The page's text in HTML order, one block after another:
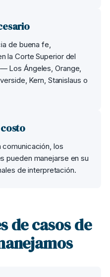
de buena fe,
la Corte Superior del
Los Ángeles, Orange,
Kern, Stanislaus o
comunicación, los
pueden manejarse en su
de interpretación.
de casos de